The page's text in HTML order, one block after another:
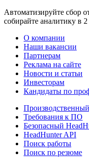
Автоматизируйте сбор
собирайте аналитику в
О компании
Наши вакансии
Партнерам
Реклама на сайте
Новости и статьи
Инвесторам
Кандидаты по
Требования к ПО
Безопасный
HeadHunter API
Поиск работы
Поиск по резюме